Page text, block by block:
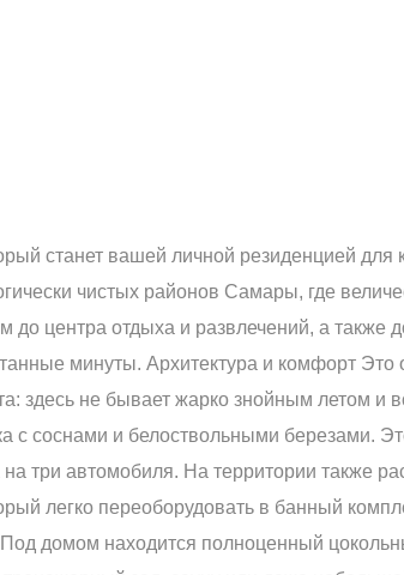
станет вашей личной резиденцией для
чистых районов Самары, где
центра отдыха и развлечений, а также
минуты. Архитектура и комфорт Это
здесь не бывает жарко знойным летом и
с соснами и белоствольными березами.
три автомобиля. На территории также
легко переоборудовать в банный
домом находится полноценный